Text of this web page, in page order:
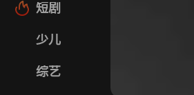
短剧
少儿
综艺